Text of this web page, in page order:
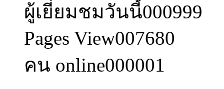
ผู้เยี่ยมชมวันนี้000999
Pages View007680
คน online000001